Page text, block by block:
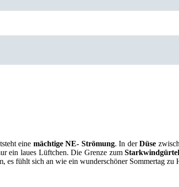
eine mächtige NE- Strömung. In derDüse
ein laues Lüftchen. Die Grenze zum
es fühlt sich an wie ein wunderschöner Sommertag zu